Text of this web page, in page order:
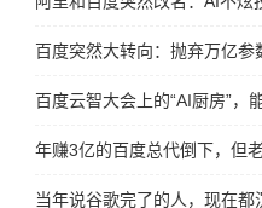
百度突然大转向：抛弃万亿参
百度云智大会上的“AI厨房”，
年赚3亿的百度总代倒下，但
当年说谷歌完了的人，现在都